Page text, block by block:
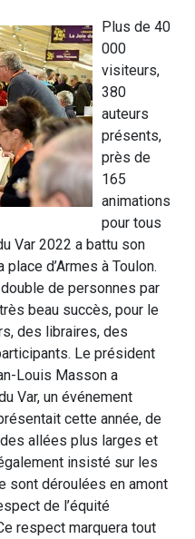
Plus de 40
000
visiteurs,
380
auteurs
présents,
près de
165
animations
pour tous
Var 2022 a battu son
d’Armes à Toulon.
de personnes par
beau succès, pour le
des libraires, des
Le président
Louis Masson a
Var, un événement
cette année, de
allées plus larges et
insisté sur les
sont déroulées en amont
de l’équité
respect marquera tout